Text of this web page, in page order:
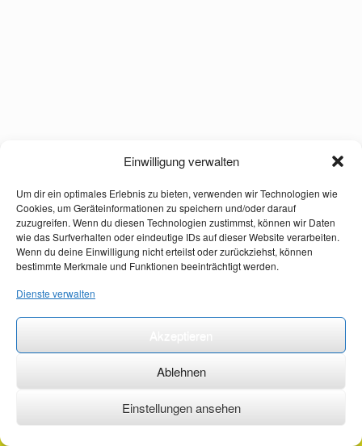
Einwilligung verwalten
Um dir ein optimales Erlebnis zu bieten, verwenden wir Technologien wie
Cookies, um Geräteinformationen zu speichern und/oder darauf
zuzugreifen. Wenn du diesen Technologien zustimmst, können wir Daten
wie das Surfverhalten oder eindeutige IDs auf dieser Website verarbeiten.
Wenn du deine Einwilligung nicht erteilst oder zurückziehst, können
bestimmte Merkmale und Funktionen beeinträchtigt werden.
Dienste verwalten
Ablehnen
Einstellungen ansehen
©2026 ·erstehilfekurs-mauch.de ·AGB ·Datenschutzerklärung ·Impressum ·